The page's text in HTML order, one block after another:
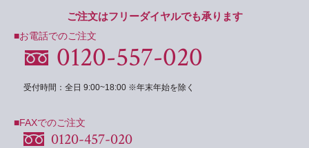
ご注文はフリーダイヤルでも承ります
■お電話でのご注文
0120-557-020
受付時間：全日 9:00~18:00 ※年末年始を除く
■FAXでのご注文
0120-457-020